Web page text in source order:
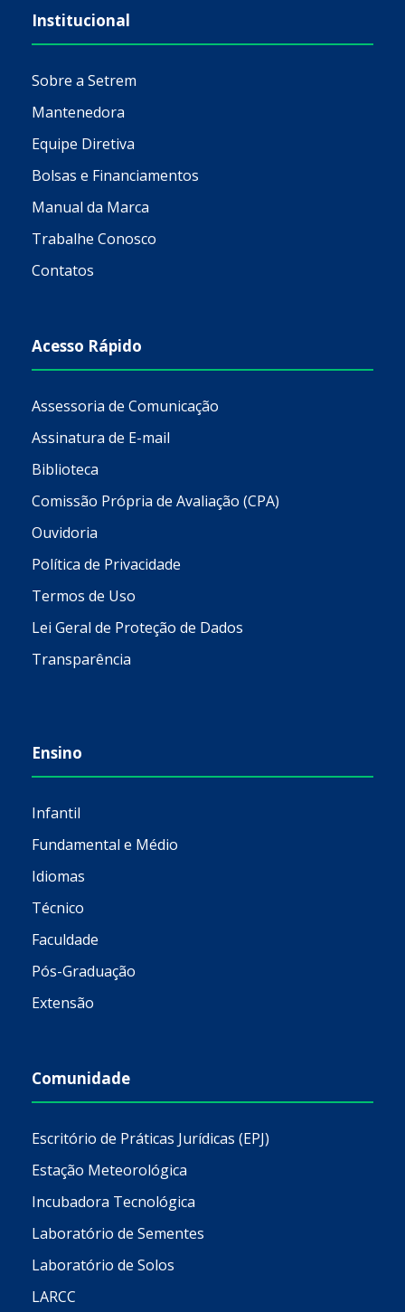
Institucional
Sobre a Setrem
Mantenedora
Equipe Diretiva
Bolsas e Financiamentos
Manual da Marca
Trabalhe Conosco
Contatos
Acesso Rápido
Assessoria de Comunicação
Assinatura de E-mail
Biblioteca
Comissão Própria de Avaliação (CPA)
Ouvidoria
Política de Privacidade
Termos de Uso
Lei Geral de Proteção de Dados
Transparência
Ensino
Infantil
Fundamental e Médio
Idiomas
Técnico
Faculdade
Pós-Graduação
Extensão
Comunidade
Escritório de Práticas Jurídicas (EPJ)
Estação Meteorológica
Incubadora Tecnológica
Laboratório de Sementes
Laboratório de Solos
LARCC